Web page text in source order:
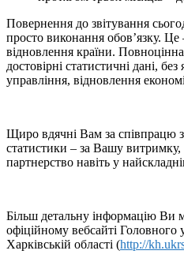
Повернення до звітування
просто виконання обов’язку.
відновлення країни. Повноцінна
достовірні статистичні дані,
управління, відновлення
Щиро вдячні Вам за співпрацю
статистики – за Вашу витримку,
партнерство навіть у
Більш детальну інформацію Ви
офіційному вебсайті Головного
Харківській області (http://